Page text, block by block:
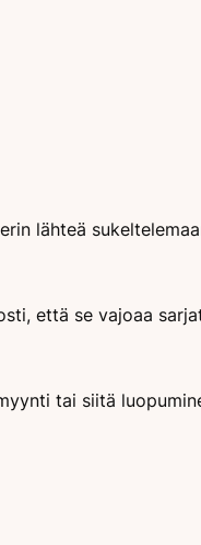
lähteä
että se vajoaa
tai siitä